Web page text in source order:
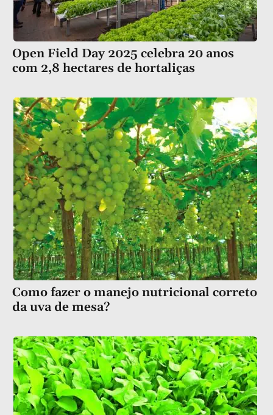
Open Field Day 2025 celebra 20 anos
com 2,8 hectares de hortaliças
Como fazer o manejo nutricional correto
da uva de mesa?